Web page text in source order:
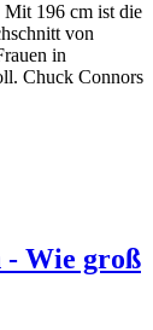
196 cm ist die
von
in
Chuck Connors
- Wie groß